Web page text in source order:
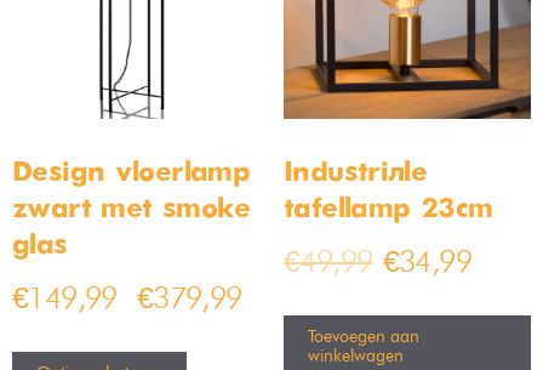
Design vloerlamp
zwart met smoke
glas
€149,99 €379,99
Industriële
tafellamp 23cm
€49,99 €34,99
Toevoegen aan
winkelwagen